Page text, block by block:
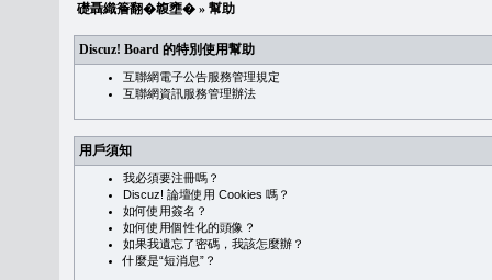
礎聶織簷翻�䪖壅� » 幫助
Discuz! Board 的特別使用幫助
互聯網電子公告服務管理規定
互聯網資訊服務管理辦法
用戶須知
我必須要注冊嗎？
Discuz! 論壇使用 Cookies 嗎？
如何使用簽名？
如何使用個性化的頭像？
如果我遺忘了密碼，我該怎麼辦？
什麼是“短消息”？